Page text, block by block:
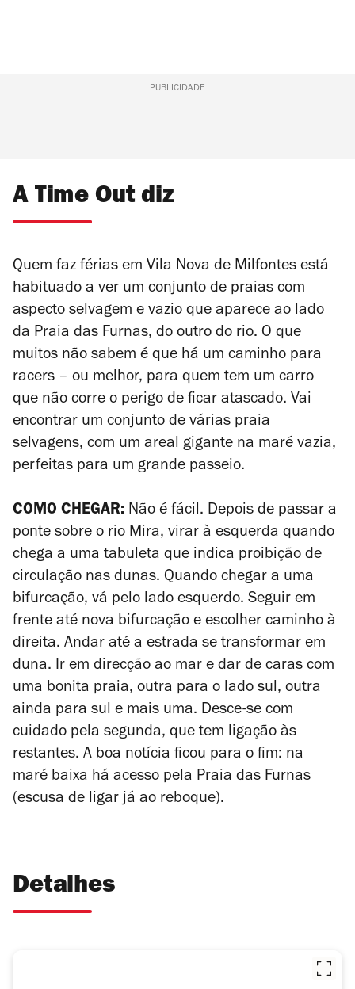
PUBLICIDADE
A Time Out diz
Quem faz férias em Vila Nova de Milfontes está
habituado a ver um conjunto de praias com
aspecto selvagem e vazio que aparece ao lado
da Praia das Furnas, do outro do rio. O que
muitos não sabem é que há um caminho para
racers – ou melhor, para quem tem um carro
que não corre o perigo de ficar atascado. Vai
encontrar um conjunto de várias praia
selvagens, com um areal gigante na maré vazia,
perfeitas para um grande passeio.
COMO CHEGAR: Não é fácil. Depois de passar a
ponte sobre o rio Mira, virar à esquerda quando
chega a uma tabuleta que indica proibição de
circulação nas dunas. Quando chegar a uma
bifurcação, vá pelo lado esquerdo. Seguir em
frente até nova bifurcação e escolher caminho à
direita. Andar até a estrada se transformar em
duna. Ir em direcção ao mar e dar de caras com
uma bonita praia, outra para o lado sul, outra
ainda para sul e mais uma. Desce-se com
cuidado pela segunda, que tem ligação às
restantes. A boa notícia ficou para o fim: na
maré baixa há acesso pela Praia das Furnas
(escusa de ligar já ao reboque).
Detalhes